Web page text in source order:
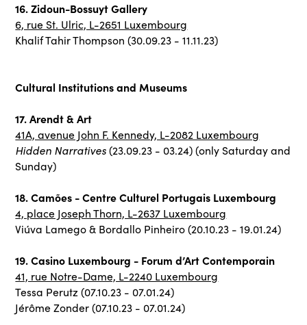
16. Zidoun-Bossuyt Gallery
6, rue St. Ulric, L-2651 Luxembourg
Khalif Tahir Thompson (30.09.23 - 11.11.23)
Cultural Institutions and Museums
17. Arendt & Art
41A, avenue John F. Kennedy, L-2082 Luxembourg
Hidden Narratives(23.09.23 - 03.24) (only Saturday and
Sunday)
18. Camões - Centre Culturel Portugais Luxembourg
4, place Joseph Thorn, L-2637 Luxembourg
Viúva Lamego & Bordallo Pinheiro (20.10.23 - 19.01.24)
19. Casino Luxembourg - Forum d’Art Contemporain
41, rue Notre-Dame, L-2240 Luxembourg
Tessa Perutz (07.10.23 - 07.01.24)
Jérôme Zonder (07.10.23 - 07.01.24)